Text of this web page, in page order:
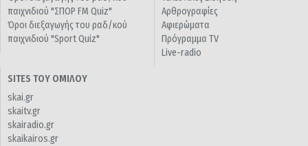
παιχνιδιού "ΣΠΟΡ FM Quiz"
Όροι διεξαγωγής του ραδ/κού
παιχνιδιού "Sport Quiz"
Αρθρογραφίες
Αφιερώματα
Πρόγραμμα TV
Live-radio
SITES ΤΟΥ ΟΜΙΛΟΥ
skai.gr
skaitv.gr
skairadio.gr
skaikairos.gr